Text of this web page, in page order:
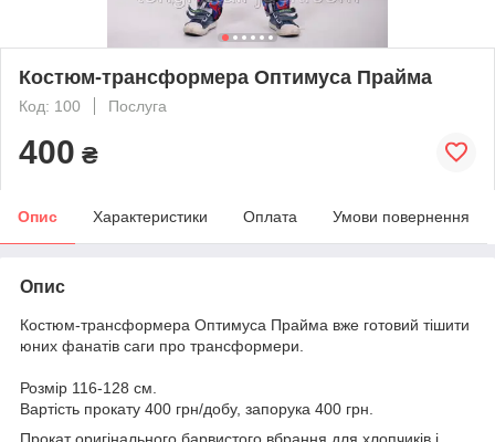
Костюм-трансформера Оптимуса Прайма
Код: 100 Послуга
400 ₴
Опис Характеристики Оплата Умови повернення
Опис
Костюм-трансформера Оптимуса Прайма вже готовий тішити
юних фанатів саги про трансформери.
Розмір 116-128 см.
Вартість прокату 400 грн/добу, запорука 400 грн.
Прокат оригінального барвистого вбрання для хлопчиків і